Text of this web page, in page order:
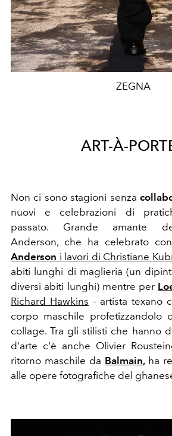
ZEGNA
ART-À-
Non ci sono stagioni senza
nuovi e celebrazioni di
passato. Grande amante
Anderson, che ha celebrato
Anderson i lavori di Christiane
abiti lunghi di maglieria (un
diversi abiti lunghi) mentre per
Richard Hawkins - artista texano
corpo maschile profetizzandolo
collage. Tra gli stilisti che hanno
d'arte c'è anche Olivier
ritorno maschile da Balmain, ha
alle opere fotografiche del